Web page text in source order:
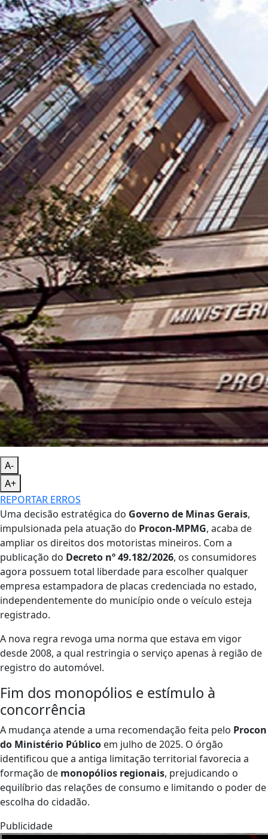
A-
A+
REPORTAR ERROS
Uma decisão estratégica do Governo de Minas Gerais,
impulsionada pela atuação do Procon-MPMG, acaba de
ampliar os direitos dos motoristas mineiros. Com a
publicação do Decreto nº 49.182/2026, os consumidores
agora possuem total liberdade para escolher qualquer
empresa estampadora de placas credenciada no estado,
independentemente do município onde o veículo esteja
registrado.
A nova regra revoga uma norma que estava em vigor
desde 2008, a qual restringia o serviço apenas à região de
registro do automóvel.
Fim dos monopólios e estímulo à
concorrência
A mudança atende a uma recomendação feita pelo Procon
do Ministério Público em julho de 2025. O órgão
identificou que a antiga limitação territorial favorecia a
formação de monopólios regionais, prejudicando o
equilíbrio das relações de consumo e limitando o poder de
escolha do cidadão.
Publicidade